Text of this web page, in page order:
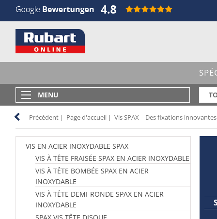
MENU
Précédent | Page d'accueil | Vis SPAX – Des fixations
VIS EN ACIER INOXYDABLE SPAX
VIS À TÊTE FRAISÉE SPAX EN ACIER INOXYDABLE
VIS À TÊTE BOMBÉE SPAX EN ACIER
INOXYDABLE
VIS À TÊTE DEMI-RONDE SPAX EN ACIER
INOXYDABLE